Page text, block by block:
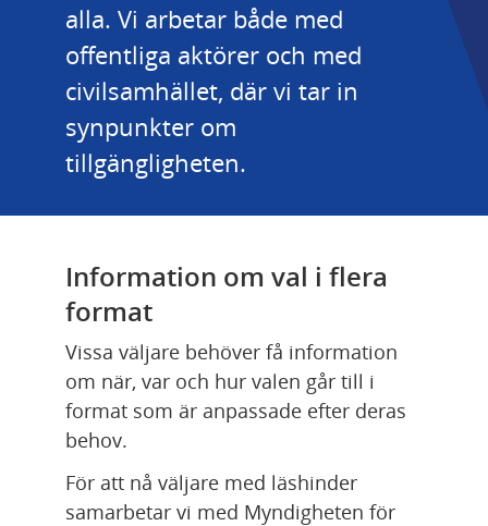
alla. Vi arbetar både med
offentliga aktörer och med
civilsamhället, där vi tar in
synpunkter om
tillgängligheten.
Information om val i flera
format
Vissa väljare behöver få information
om när, var och hur valen går till i
format som är anpassade efter deras
behov.
För att nå väljare med läshinder
samarbetar vi med Myndigheten för